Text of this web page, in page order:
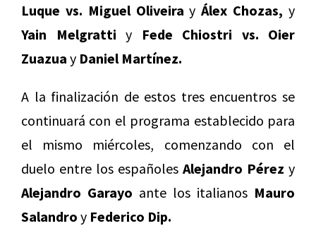
Luque vs. Miguel Oliveira yÁlex Chozas, y
Yain Melgratti y Fede Chiostri vs. Oier
Zuazua y Daniel Martínez.
A la finalización de estos tres encuentros se
continuará con el programa establecido para
el mismo miércoles, comenzando con el
duelo entre los españoles Alejandro Pérez y
Alejandro Garayo ante los italianos Mauro
Salandro y Federico Dip.